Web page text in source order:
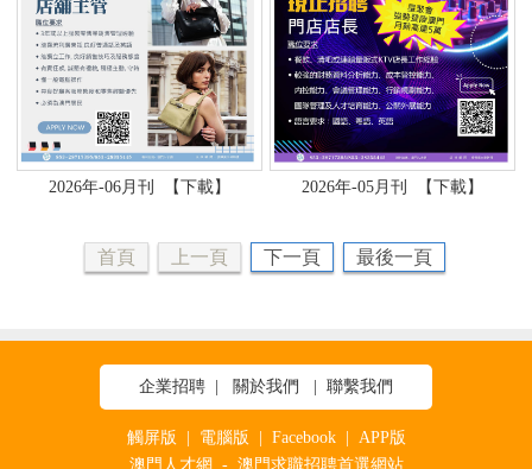
2026年-06月刊 【下載】 2026年-05月刊 【下載】
首頁 上一頁 下一頁 最後一頁
企業招聘 關於我們 聯繫我們
觸屏版 電腦版 Facebook| APP版
澳門人才網 - 澳門求職招聘首選網站